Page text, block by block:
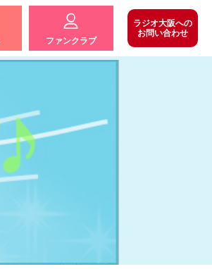
ファンクラブ
ラジオ大阪への
お問い合わせ